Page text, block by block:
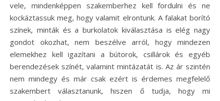
vele, mindenképpen szakemberhez kell fordulni és ne
kockáztassuk meg, hogy valamit elrontunk. A falakat borító
színek, minták és a burkolatok kiválasztása is elég nagy
gondot okozhat, nem beszélve arról, hogy mindezen
elemekhez kell igazítani a bútorok, csillárok és egyéb
berendezések színét, valamint mintázatát is. Az ár szintén
nem mindegy és már csak ezért is érdemes megfelelő
szakembert választanunk, hiszen ő tudja, hogy mi